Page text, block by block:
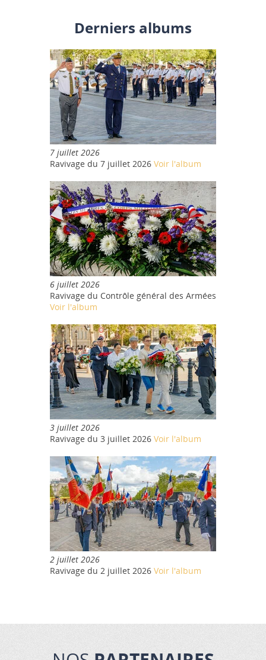
Derniers albums
7 juillet 2026
Ravivage du 7 juillet 2026 Voir l'album
6 juillet 2026
Ravivage du Contrôle général des Armées
Voir l'album
3 juillet 2026
Ravivage du 3 juillet 2026 Voir l'album
2 juillet 2026
Ravivage du 2 juillet 2026 Voir l'album